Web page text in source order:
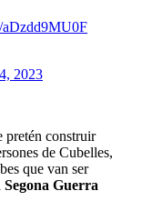
aDzdd9MU0F
2023
pretén construir
de Cubelles,
que van ser
Segona Guerra